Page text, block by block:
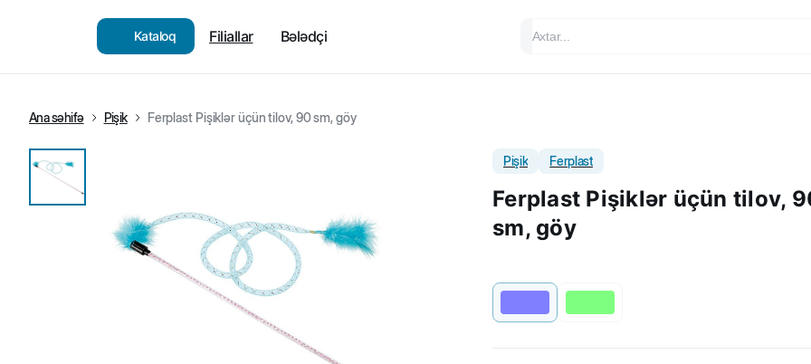
Kataloq Filiallar Bələdçi
Ana səhifə Pişik Ferplast Pişiklər üçün tilov, 90 sm, göy
Pişik Ferplast
Ferplast Pişiklər üçün tilov,
sm, göy